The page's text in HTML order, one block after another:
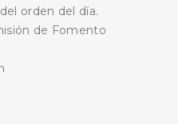
orden del día.
de Fomento